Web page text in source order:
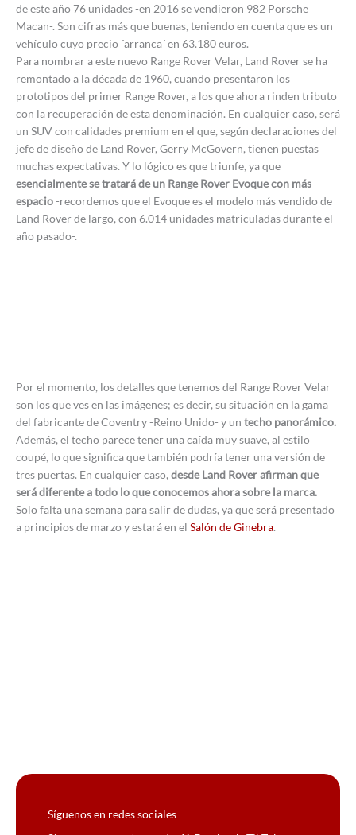
de este año 76 unidades -en 2016 se vendieron 982 Porsche
Macan-. Son cifras más que buenas, teniendo en cuenta que es un
vehículo cuyo precio ´arranca´ en 63.180 euros.
Para nombrar a este nuevo Range Rover Velar, Land Rover se ha
remontado a la década de 1960, cuando presentaron los
prototipos del primer Range Rover, a los que ahora rinden tributo
con la recuperación de esta denominación. En cualquier caso, será
un SUV con calidades premium en el que, según declaraciones del
jefe de diseño de Land Rover, Gerry McGovern, tienen puestas
muchas expectativas. Y lo lógico es que triunfe, ya que
esencialmente se tratará de un Range Rover Evoque con más
espacio-recordemos que el Evoque es el modelo más vendido de
Land Rover de largo, con 6.014 unidades matriculadas durante el
año pasado-.
Por el momento, los detalles que tenemos del Range Rover Velar
son los que ves en las imágenes; es decir, su situación en la gama
del fabricante de Coventry -Reino Unido- y un techo panorámico.
Además, el techo parece tener una caída muy suave, al estilo
coupé, lo que significa que también podría tener una versión de
tres puertas. En cualquier caso, desde Land Rover afirman que
será diferente a todo lo que conocemos ahora sobre la marca.
Solo falta una semana para salir de dudas, ya que será presentado
a principios de marzo y estará en el Salón de Ginebra.
Síguenos en redes sociales